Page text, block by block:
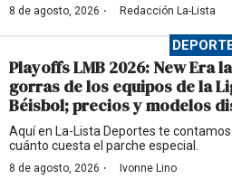
8 de agosto, 2026 · Redacción La-Lista
Playoffs LMB 2026: New Era
gorras de los equipos de la
Béisbol; precios y modelos
Aquí en La-Lista Deportes te
cuánto cuesta el parche especial.
8 de agosto, 2026 · Ivonne Lino